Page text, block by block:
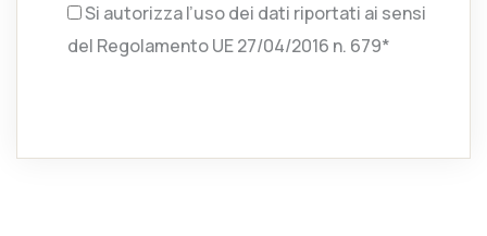
Si autorizza l’uso dei dati riportati ai sensi
del Regolamento UE 27/04/2016 n. 679*